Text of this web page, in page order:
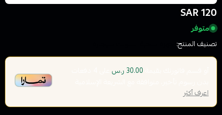
120 SAR
متوفر
تصنيف المنتج:
30.00 ر.س
اعرف أكثر